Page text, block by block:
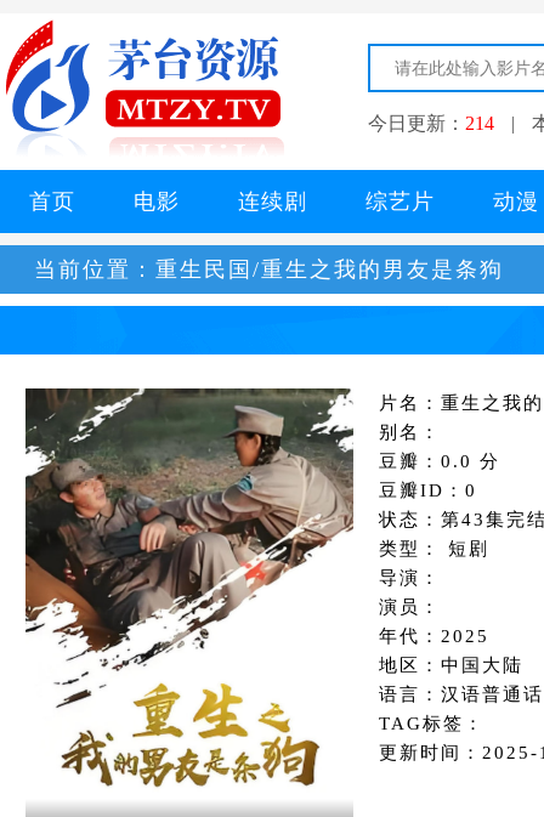
今日更新： 214 |
首页 电影 连续剧 综艺片 动漫
当前位置： 重生民国/重生之我的男友是条狗
片名：重生之我
别名：
豆瓣：0.0 分
豆瓣ID：0
状态：第43集完
类型： 短剧
导演：
演员：
年代：2025
地区：中国大陆
语言：汉语普通话
TAG标签：
更新时间：